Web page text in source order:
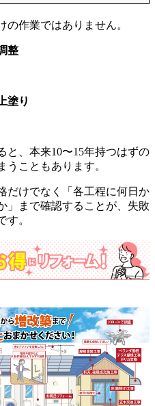
の作業ではありません。
整
塗り
と、本来10〜15年持つはずの
こともあります。
だけでなく「各工程に何日か
」まで確認することが、失敗
す。